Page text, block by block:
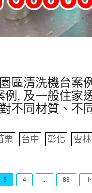
區清洗機台案
, 及一般住家
不同材質、
栗 台中 彰化 雲林
3 4 ... 88